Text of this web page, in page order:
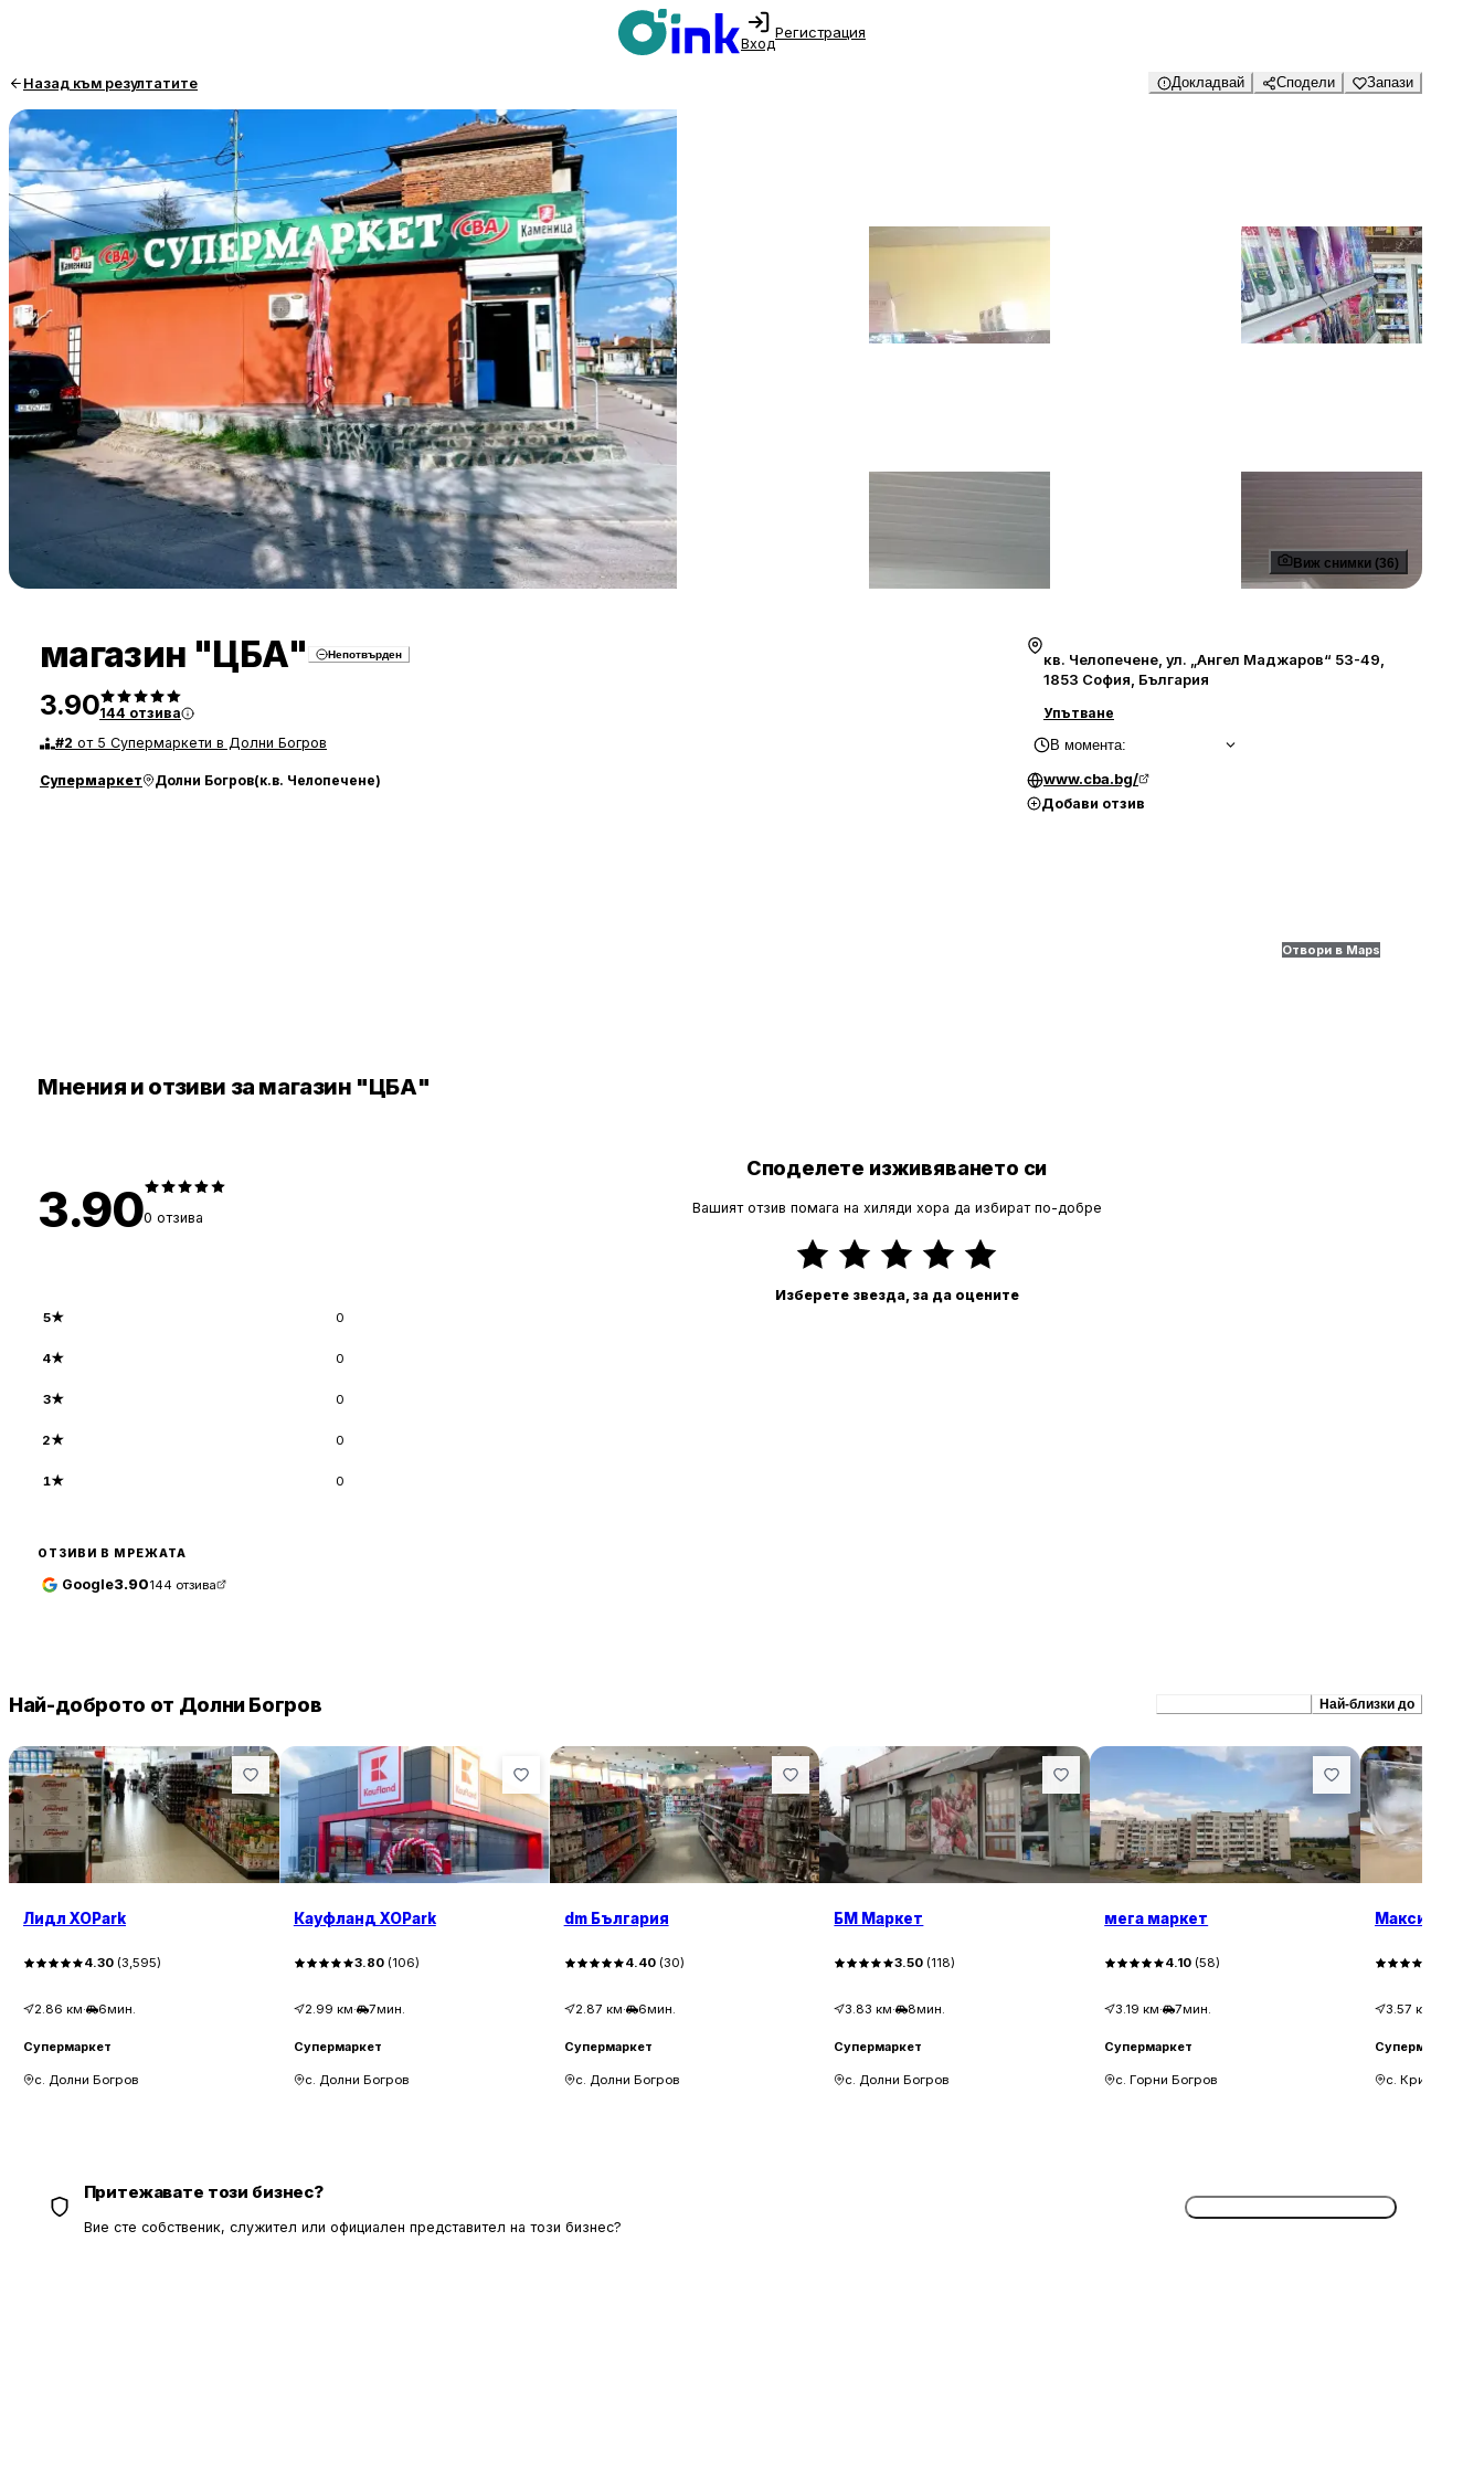
Вход
Регистрация
Назад към резултатите Докладвай Сподели Запази
Виж снимки (36)
магазин "ЦБА" Непотвърден
3.90144 отзива
#2 от 5 Супермаркети в Долни Богров
Супермаркет Долни Богров(к.в. Челопечене)
кв. Челопечене, ул. „Ангел Маджаров“ 53-49,
1853 София, България
Упътване
В момента:
www.cba.bg/
Добави отзив
Отвори в Maps
Мнения и отзиви за магазин "ЦБА"
3.900 отзива
5★ 0
4★ 0
3★ 0
2★ 0
1★ 0
ОТЗИВИ В МРЕЖАТА
Google3.90144 отзива
Споделете изживяването си
Вашият отзив помага на хиляди хора да избират по-добре
Изберете звезда, за да оцените
Най-доброто от Долни Богров Най-близки до
Лидл XOPark
4.30 (3,595)
2.86 км· 6мин.
Супермаркет
с. Долни Богров
Кауфланд XOPark
3.80(106)
2.99 км· 7мин.
Супермаркет
с. Долни Богров
dm България
4.40(30)
2.87 км· 6мин.
Супермаркет
с. Долни Богров
БМ Маркет
3.50 (118)
3.83 км· 8мин.
Супермаркет
с. Долни Богров
мега маркет
4.10 (58)
3.19 км· 7мин.
Супермаркет
с. Горни Богров
Максима
3.57 км
Супермаркет
с. Кривина
Притежавате този бизнес?
Вие сте собственик, служител или официален представител на този бизнес?